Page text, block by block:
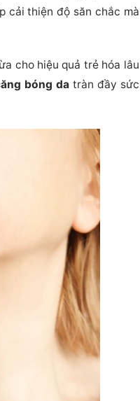
cải thiện độ săn chắc mà
cho hiệu quả trẻ hóa lâu
bóng da tràn đầy sức